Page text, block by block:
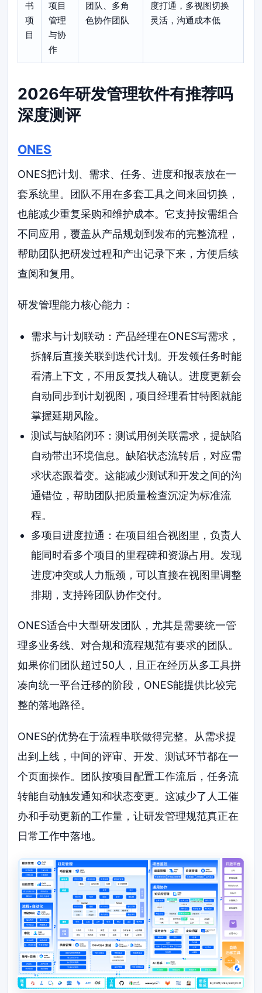
书
项
目
项目
管理
与协
作
团队、多角
色协作团队
度打通，多视图切换
灵活，沟通成本低
2026年研发管理软件有推荐吗
深度测评
ONES
ONES把计划、需求、任务、进度和报表放在一
套系统里。团队不用在多套工具之间来回切换，
也能减少重复采购和维护成本。它支持按需组合
不同应用，覆盖从产品规划到发布的完整流程，
帮助团队把研发过程和产出记录下来，方便后续
查阅和复用。
研发管理能力核心能力：
需求与计划联动：产品经理在ONES写需求，
拆解后直接关联到迭代计划。开发领任务时能
看清上下文，不用反复找人确认。进度更新会
自动同步到计划视图，项目经理看甘特图就能
掌握延期风险。
测试与缺陷闭环：测试用例关联需求，提缺陷
自动带出环境信息。缺陷状态流转后，对应需
求状态跟着变。这能减少测试和开发之间的沟
通错位，帮助团队把质量检查沉淀为标准流
程。
多项目进度拉通：在项目组合视图里，负责人
能同时看多个项目的里程碑和资源占用。发现
进度冲突或人力瓶颈，可以直接在视图里调整
排期，支持跨团队协作交付。
ONES适合中大型研发团队，尤其是需要统一管
理多业务线、对合规和流程规范有要求的团队。
如果你们团队超过50人，且正在经历从多工具拼
凑向统一平台迁移的阶段，ONES能提供比较完
整的落地路径。
ONES的优势在于流程串联做得完整。从需求提
出到上线，中间的评审、开发、测试环节都在一
个页面操作。团队按项目配置工作流后，任务流
转能自动触发通知和状态变更。这减少了人工催
办和手动更新的工作量，让研发管理规范真正在
日常工作中落地。